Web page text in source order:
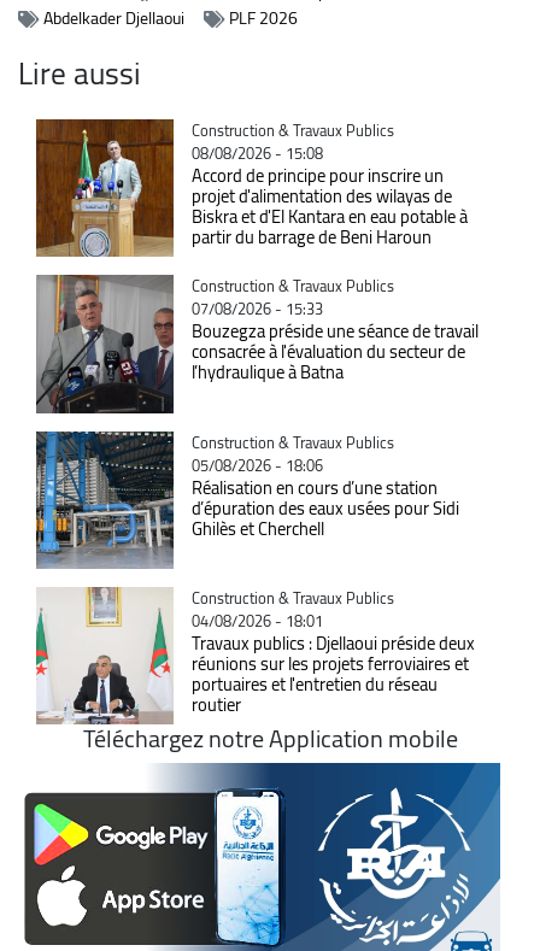
Abdelkader Djellaoui
PLF 2026
Lire aussi
Catégorie
Construction & Travaux Publics
08/08/2026 - 15:08
Accord de principe pour inscrire un
projet d'alimentation des wilayas de
Biskra et d'El Kantara en eau potable à
partir du barrage de Beni Haroun
Catégorie
Construction & Travaux Publics
07/08/2026 - 15:33
Bouzegza préside une séance de travail
consacrée à l'évaluation du secteur de
l’hydraulique à Batna
Catégorie
Construction & Travaux Publics
05/08/2026 - 18:06
Réalisation en cours d’une station
d’épuration des eaux usées pour Sidi
Ghilès et Cherchell
Catégorie
Construction & Travaux Publics
04/08/2026 - 18:01
Travaux publics : Djellaoui préside deux
réunions sur les projets ferroviaires et
portuaires et l'entretien du réseau
routier
Téléchargez notre Application mobile